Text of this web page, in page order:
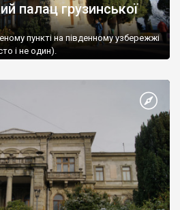
палац грузинської
пункті на південному узбережжі
і не один).